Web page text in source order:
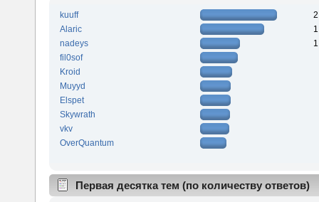
kuuff
Alaric
nadeys
fil0sof
Kroid
Muyyd
Elspet
Skywrath
vkv
OverQuantum
Первая десятка тем (по количеству ответов)